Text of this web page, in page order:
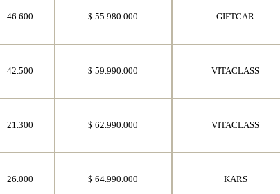
46.600 $ 55.980.000 GIFTCAR
42.500 $ 59.990.000 VITACLASS
21.300 $ 62.990.000 VITACLASS
26.000 $ 64.990.000 KARS